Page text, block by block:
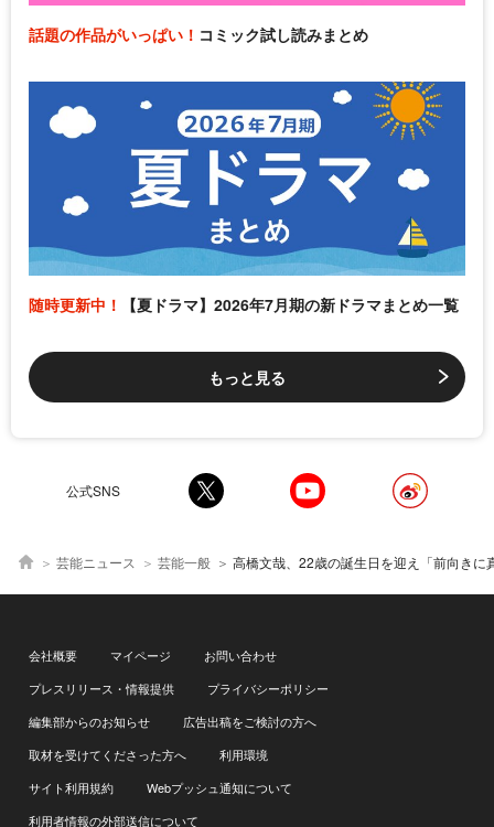
話題の作品がいっぱい！ コミック試し読みまとめ
随時更新中！ 【夏ドラマ】2026年7月期の新ドラマまとめ一覧
もっと見る
公式SNS
芸能ニュース 芸能一般 高橋文哉、22歳の誕生日を迎え「前向きに真っ直ぐに進んであっという間だったと思
会社概要 マイページ
お問い合わせ
プレスリリース・情報提供
プライバシーポリシー
編集部からのお知らせ
広告出稿をご検討の方へ
取材を受けてくださった方へ
利用環境
サイト利用規約
Webプッシュ通知について
利用者情報の外部送信について